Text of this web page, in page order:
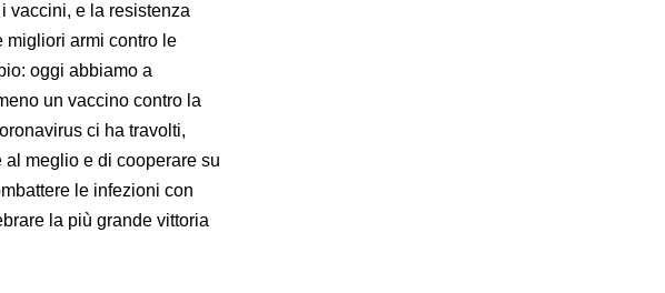
vaccini, e la resistenza
migliori armi contro le
oggi abbiamo a
un vaccino contro la
ci ha travolti,
meglio e di cooperare su
le infezioni con
la più grande vittoria